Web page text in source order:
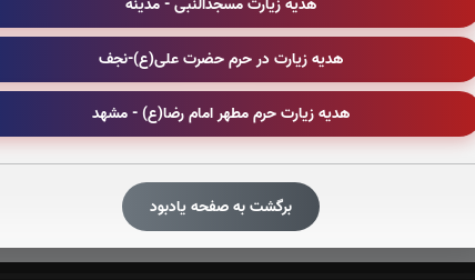
هدیه زیارت در حرم حضرت علی(ع)-نجف
هدیه زیارت حرم مطهر امام رضا(ع) - مشهد
برگشت به صفحه یادبود
صوت سوره نوح
صوت سوره نباء